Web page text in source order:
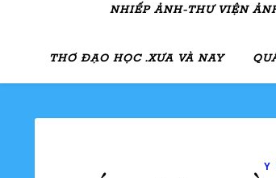
NHIẾP ẢNH-THƯ VIỆN
THƠ ĐẠO HỌC .XƯA VÀ NAY
Y